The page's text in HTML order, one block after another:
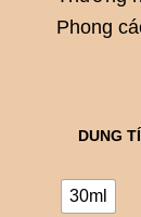
Phong
DUNG
30ml